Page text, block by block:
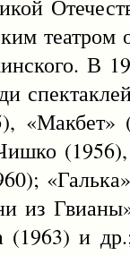
В
из
(1963) и